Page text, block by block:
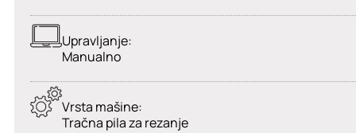
Upravljanje:
Manualno
Vrsta mašine:
Tračna pila za rezanje